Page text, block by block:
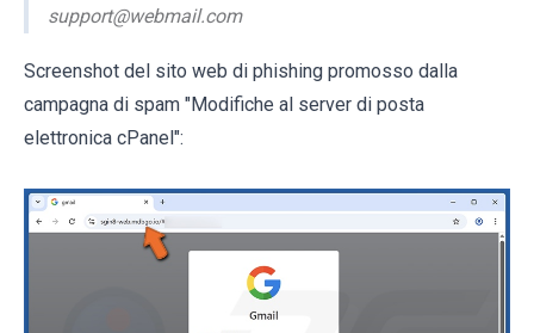
support@webmail.com
Screenshot del sito web di phishing promosso dalla
campagna di spam "Modifiche al server di posta
elettronica cPanel":